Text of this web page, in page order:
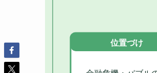
位置づけ